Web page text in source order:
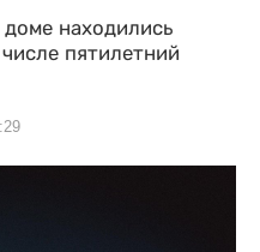
находились
пятилетний